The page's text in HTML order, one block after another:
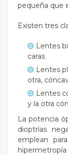
pequeña que
Existen tres
Lentes
caras
Lentes
otra,
Lentes
y la otra
La potencia
dioptrías
emplean
hipermetropía